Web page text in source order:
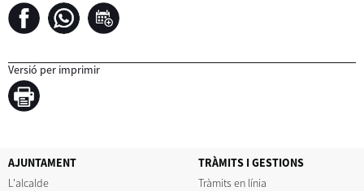
Versió per imprimir
AJUNTAMENT
L'alcalde
TRÀMITS I GESTIONS
Tràmits en línia